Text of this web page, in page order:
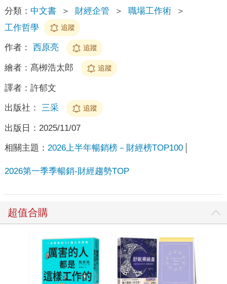
分類： 中文書 ＞ 財經企管 ＞ 職場工作術
＞
工作哲學
追蹤
作者： 西原亮 追蹤
繪者： 髙栁浩太郎 追蹤
譯者： 許郁文
出版社： 三采 追蹤
出版日： 2025/11/07
相關主題： 2026上半年暢銷榜－財經榜TOP100
2026第一季季暢銷-財經趨勢TOP
超值合購